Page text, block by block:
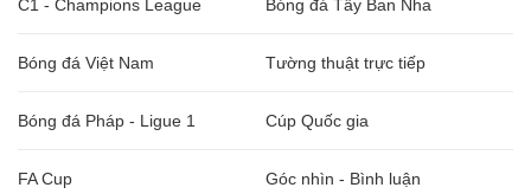
C1 - Champions League Bóng đá Tây Ban Nha
Bóng đá Việt Nam Tường thuật trực tiếp
Bóng đá Pháp - Ligue 1 Cúp Quốc gia
FA Cup Góc nhìn - Bình luận